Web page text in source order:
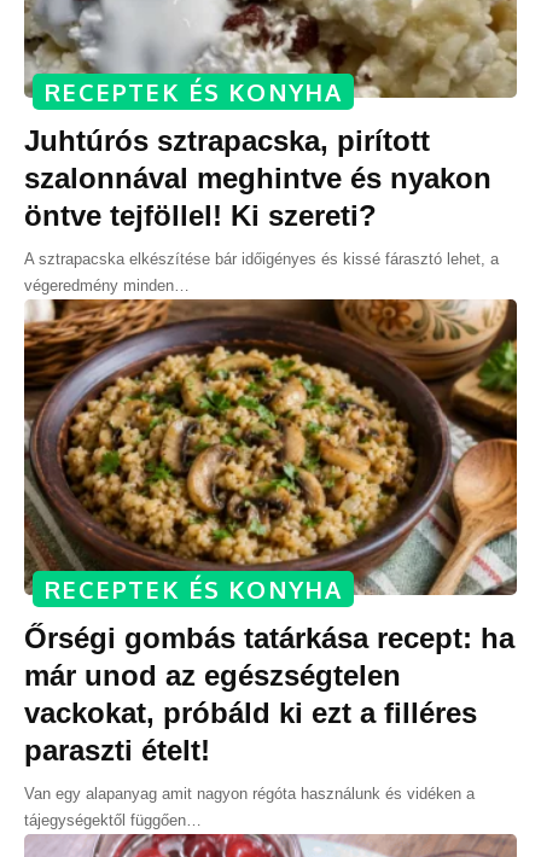
RECEPTEK ÉS KONYHA
Juhtúrós sztrapacska, pirított
szalonnával meghintve és nyakon
öntve tejföllel! Ki szereti?
A sztrapacska elkészítése bár időigényes és kissé fárasztó lehet, a
végeredmény minden…
RECEPTEK ÉS KONYHA
Őrségi gombás tatárkása recept: ha
már unod az egészségtelen
vackokat, próbáld ki ezt a filléres
paraszti ételt!
Van egy alapanyag amit nagyon régóta használunk és vidéken a
tájegységektől függően…